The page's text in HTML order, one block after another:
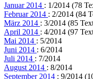
Januar 2014 : 1/2014 (78
Februar 2014 : 2/2014 (84
März 2014 : 3/2014 (85
April 2014 : 4/2014 (97
Mai 2014 : 5/2014
Juni 2014 : 6/2014
Juli 2014 : 7/2014
August 2014 : 8/2014
September 2014 : 9/2014